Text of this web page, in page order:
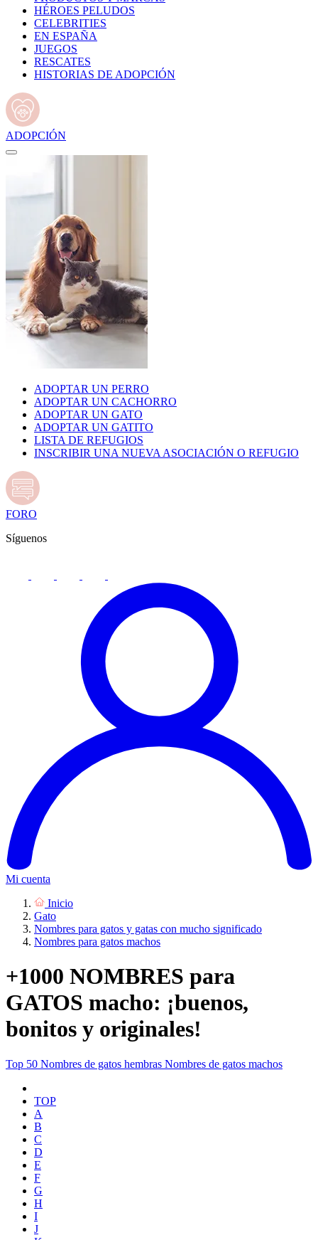
HÉROES PELUDOS
CELEBRITIES
EN ESPAÑA
JUEGOS
RESCATES
HISTORIAS DE ADOPCIÓN
ADOPCIÓN
ADOPTAR UN PERRO
ADOPTAR UN CACHORRO
ADOPTAR UN GATO
ADOPTAR UN GATITO
LISTA DE REFUGIOS
INSCRIBIR UNA NUEVA ASOCIACIÓN O REFUGIO
FORO
Síguenos
Mi cuenta
Inicio
Gato
Nombres para gatos y gatas con mucho significado
Nombres para gatos machos
+1000 NOMBRES para
GATOS macho: ¡buenos,
bonitos y originales!
Top 50 Nombres de gatos hembras Nombres de gatos machos
TOP
A
B
C
D
E
F
G
H
I
J